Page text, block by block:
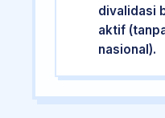
divalidasi
aktif
nasional).